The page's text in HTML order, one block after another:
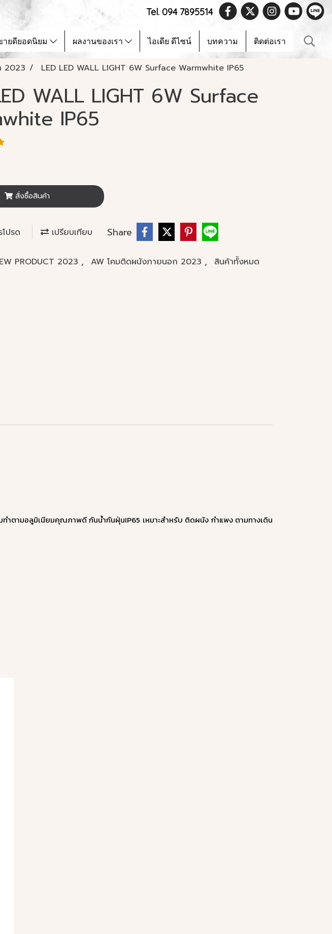
Tel. 094 7895514
ยดียอดนิยม ผลงานของเรา ไอเดีย ดีไซน์ บทความ ติดต่อเรา
2023 LED LED WALL LIGHT 6W Surface Warmwhite IP65
WALL LIGHT 6W Surface
IP65
สั่งซื้อสินค้า
ปรด เปรียบเทียบ Share
PRODUCT 2023 , AW โคมติดผนังภายนอก 2023 , สินค้าทั้งหมด
ตามอลูมิเนียมคุณภาพดี กันน้ำกันฝุ่นIP65 เหมาะสำหรับ ติดผนัง กำแพง ตามทางเดิน